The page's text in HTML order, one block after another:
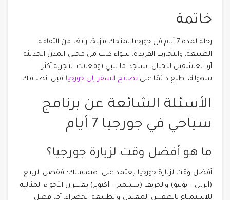
خاتمة
رحلة لمدة 7 أيام في جورجيا تمنحك مزيجًا رائعًا من الثقافة،
الطبيعة، والتجارب الفريدة. سواء كنت من محبي المدن الحديثة
أو العاشقين للجبال، ستجد ما يلبي توقعاتك. لتجربة أكثر
سهولة، اطلع دائمًا على نصائح السفر إلى جورجيا قبل انطلاقك.
الأسئلة الشائعة عن برنامج
سياحي في جورجيا 7 أيام
ما هو أفضل وقت لزيارة جورجيا؟
أفضل وقت لزيارة جورجيا يعتمد على اهتماماتك؛ ففصل الربيع
(أبريل – يونيو) والخريف (سبتمبر – أكتوبر) يعتبران الأجواء المثالية
للاستمتاع بالطقس المعتدل والطبيعة الخضراء. أما فصل